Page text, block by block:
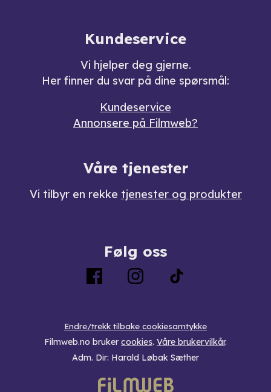
Kundeservice
Vi hjelper deg gjerne.
Her finner du svar på dine spørsmål:
Kundeservice
Annonsere på Filmweb?
Våre tjenester
Vi tilbyr en rekke tjenester og produkter
Følg oss
Endre/trekk tilbake cookiesamtykke
Filmweb.no bruker cookies. Våre brukervilkår.
Adm. Dir: Harald Løbak Sæther